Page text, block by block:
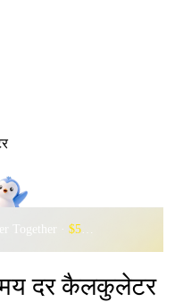
Together · $500,000
दर कैलकुलेटर